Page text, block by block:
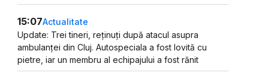
15:07Actualitate
Update: Trei tineri, reținuți după atacul asupra
ambulanței din Cluj. Autospeciala a fost lovită cu
pietre, iar un membru al echipajului a fost rănit